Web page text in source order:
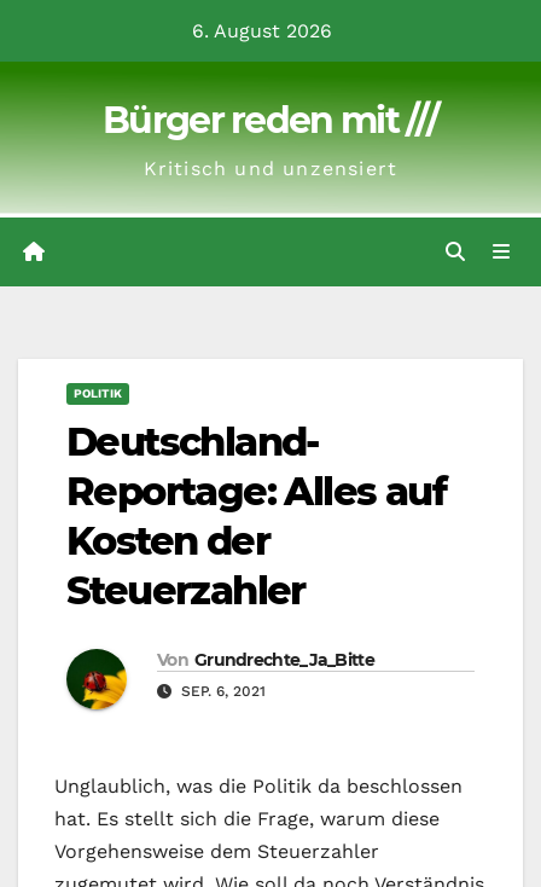
6. August 2026
Bürger reden mit ///
Kritisch und unzensiert
POLITIK
Deutschland-
Reportage: Alles auf
Kosten der
Steuerzahler
Von Grundrechte_Ja_Bitte
SEP. 6, 2021
Unglaublich, was die Politik da beschlossen
hat. Es stellt sich die Frage, warum diese
Vorgehensweise dem Steuerzahler